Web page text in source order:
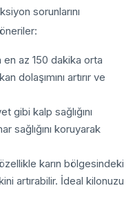
sorunlarını
en az 150 dakika orta
dolaşımını artırır ve
gibi kalp sağlığını
sağlığını koruyarak
karın bölgesindeki
artırabilir. İdeal kilonuzu